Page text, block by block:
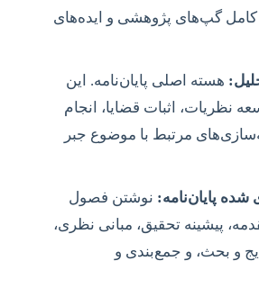
کامل گپ‌های پژوهشی و ایده‌های
هسته اصلی پایان‌نامه. این
نظریات، اثبات قضایا، انجام
مرتبط با موضوع جبر
پایان‌نامه: نوشتن فصول
پیشینه تحقیق، مبانی نظری،
و بحث، و جمع‌بندی و